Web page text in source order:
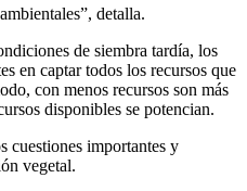
detalla.
de siembra tardía, los
en captar todos los recursos que
con menos recursos son más
disponibles se potencian.
cuestiones importantes y
vegetal.